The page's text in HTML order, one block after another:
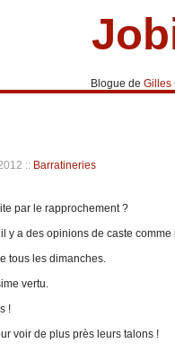
Blogue de Gilles
:: Barratineries
par le rapprochement ?
y a des opinions de caste
tous les dimanches.
vertu.
!
voir de plus près leurs talons !